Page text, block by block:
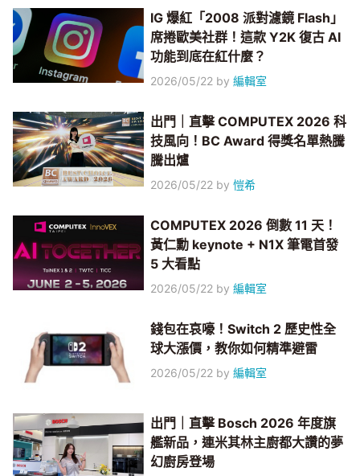
IG 爆紅「2008 派對濾鏡 Flash」
席捲歐美社群！這款 Y2K 復古 AI
功能到底在紅什麼？
2026/05/22 by編輯室
出門｜直擊 COMPUTEX 2026 科
技風向！BC Award 得獎名單熱騰
騰出爐
2026/05/22 by愷希
COMPUTEX 2026 倒數 11 天！
黃仁勳 keynote + N1X 筆電首發
5 大看點
2026/05/22 by編輯室
錢包在哀嚎！Switch 2 歷史性全
球大漲價，教你如何精準避雷
2026/05/22 by編輯室
出門｜直擊 Bosch 2026 年度旗
艦新品，連米其林主廚都大讚的夢
幻廚房登場